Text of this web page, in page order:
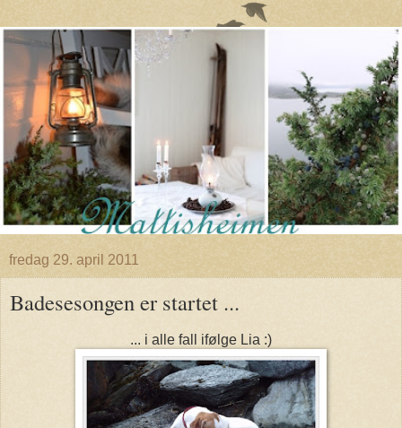
fredag 29. april 2011
Badesesongen er startet ...
... i alle fall ifølge Lia :)